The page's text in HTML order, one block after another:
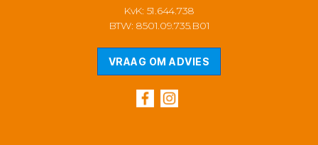
KvK: 51.644.738
BTW: 8501.09.735.B01
VRAAG OM ADVIES